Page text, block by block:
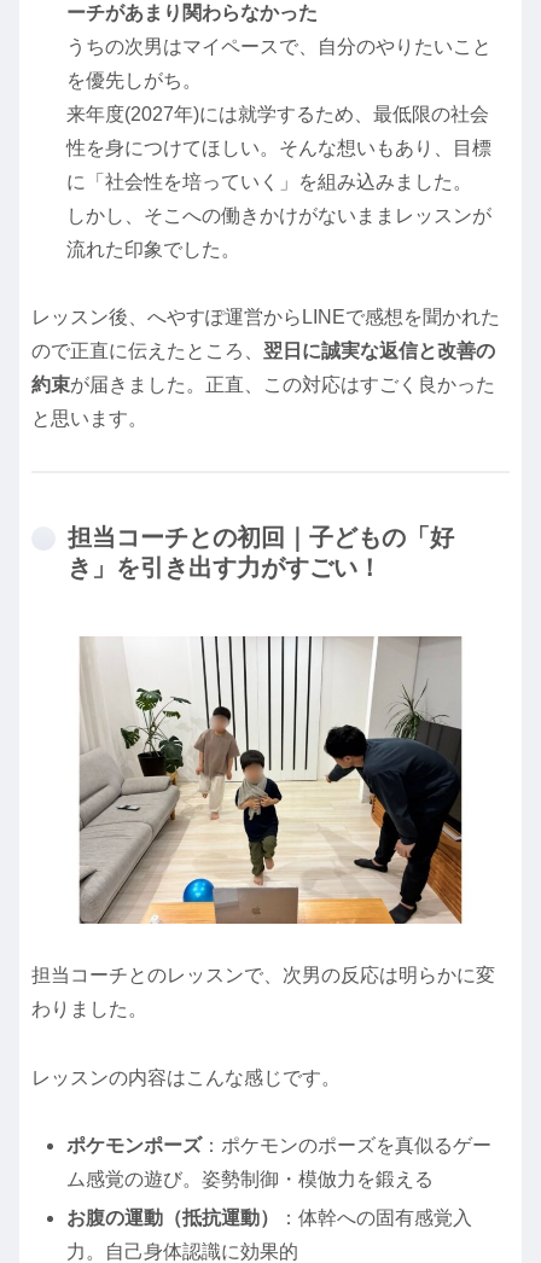
ーチがあまり関わらなかった
うちの次男はマイペースで、自分のやりたいこと
を優先しがち。
来年度(2027年)には就学するため、最低限の社会
性を身につけてほしい。そんな想いもあり、目標
に「社会性を培っていく」を組み込みました。
しかし、そこへの働きかけがないままレッスンが
流れた印象でした。
レッスン後、へやすぽ運営からLINEで感想を聞かれた
ので正直に伝えたところ、 翌日に誠実な返信と改善の
約束が届きました。正直、この対応はすごく良かった
と思います。
担当コーチとの初回｜子どもの「好
き」を引き出す力がすごい！
担当コーチとのレッスンで、次男の反応は明らかに変
わりました。
レッスンの内容はこんな感じです。
ポケモンポーズ：ポケモンのポーズを真似るゲー
ム感覚の遊び。姿勢制御・模倣力を鍛える
お腹の運動（抵抗運動）
：体幹への固有感覚入
力。自己身体認識に効果的